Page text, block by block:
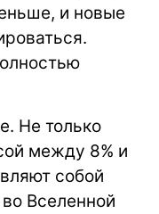
и новые
Не только
между 8% и
собой
Вселенной